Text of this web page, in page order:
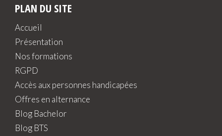
PLAN DU SITE
Accueil
Présentation
Nos formations
RGPD
Accès aux personnes handicapées
Offres en alternance
Blog Bachelor
Blog BTS